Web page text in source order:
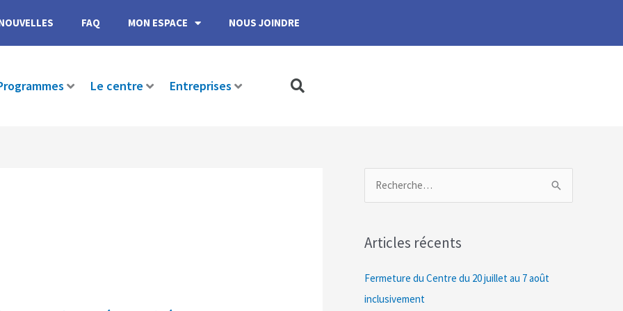
FAQ MON ESPACE NOUS JOINDRE
Le centre Entreprises
h
e
r
Articles récents
Fermeture du Centre du 20 juillet au 7 août
inclusivement